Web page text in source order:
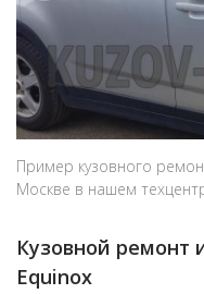
Пример кузовного
Москве в нашем
Кузовной ремонт
Equinox